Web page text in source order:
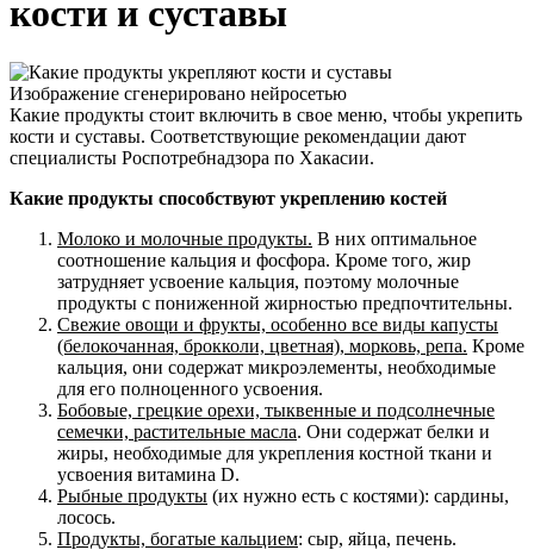
кости и суставы
Изображение сгенерировано нейросетью
Какие продукты стоит включить в свое меню, чтобы укрепить
кости и суставы. Соответствующие рекомендации дают
специалисты Роспотребнадзора по Хакасии.
Какие продукты способствуют укреплению костей
Молоко и молочные продукты. В них оптимальное
соотношение кальция и фосфора. Кроме того, жир
затрудняет усвоение кальция, поэтому молочные
продукты с пониженной жирностью предпочтительны.
Свежие овощи и фрукты, особенно все виды капусты
(белокочанная, брокколи, цветная), морковь, репа. Кроме
кальция, они содержат микроэлементы, необходимые
для его полноценного усвоения.
Бобовые, грецкие орехи, тыквенные и подсолнечные
семечки, растительные масла. Они содержат белки и
жиры, необходимые для укрепления костной ткани и
усвоения витамина D.
Рыбные продукты (их нужно есть с костями): сардины,
лосось.
Продукты, богатые кальцием: сыр, яйца, печень.